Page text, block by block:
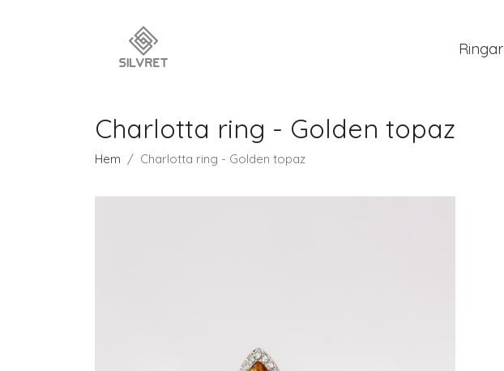
Ringar
Charlotta ring - Golden topaz
Hem Charlotta ring - Golden topaz